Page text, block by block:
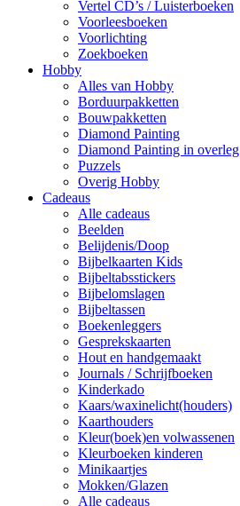
Vertel CD’s / Luisterboeken
Voorleesboeken
Voorlichting
Zoekboeken
Hobby
Alles van Hobby
Borduurpakketten
Bouwpakketten
Diamond Painting
Diamond Painting in overleg
Puzzels
Overig Hobby
Cadeaus
Alle cadeaus
Beelden
Belijdenis/Doop
Bijbelkaarten Kids
Bijbeltabsstickers
Bijbelomslagen
Bijbeltassen
Boekenleggers
Gesprekskaarten
Hout en handgemaakt
Journals / Schrijfboeken
Kinderkado
Kaars/waxinelicht(houders)
Kaarthouders
Kleur(boek)en volwassenen
Kleurboeken kinderen
Minikaartjes
Mokken/Glazen
Alle cadeaus